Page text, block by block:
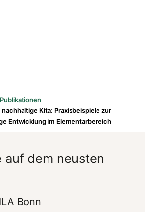
Publikationen
Kita: Praxisbeispiele zur
Entwicklung im Elementarbereich
auf dem neusten
Bonn